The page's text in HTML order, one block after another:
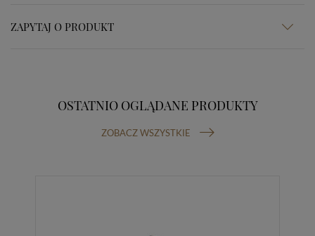
ZAPYTAJ O PRODUKT
OSTATNIO OGLĄDANE PRODUKTY
ZOBACZ WSZYSTKIE